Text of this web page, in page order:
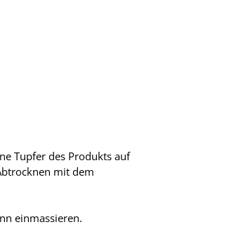
Tupfer des Produkts auf
mit dem
einmassieren.